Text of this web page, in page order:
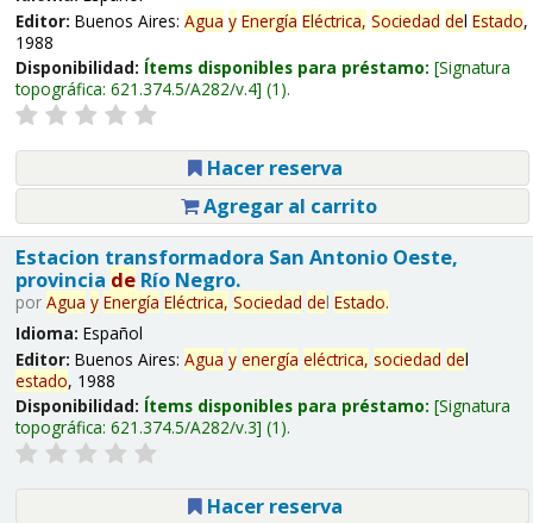
Editor: Buenos Aires: Agua y Energía Eléctrica, Sociedad del Estado,
1988
Disponibilidad: Ítems disponibles para préstamo: Signatura
topográfica: 621.374.5/A282/v.4 (1).
Hacer reserva
Agregar al carrito
Estacion transformadora San Antonio Oeste,
provincia deRío Negro.
por Agua y Energía Eléctrica, Sociedad del Estado.
Idioma: Español
Editor: Buenos Aires: Agua y energía eléctrica, sociedad del
estado, 1988
Disponibilidad: Ítems disponibles para préstamo: Signatura
topográfica: 621.374.5/A282/v.3 (1).
Hacer reserva